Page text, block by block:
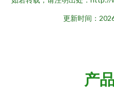
更新时间：
产